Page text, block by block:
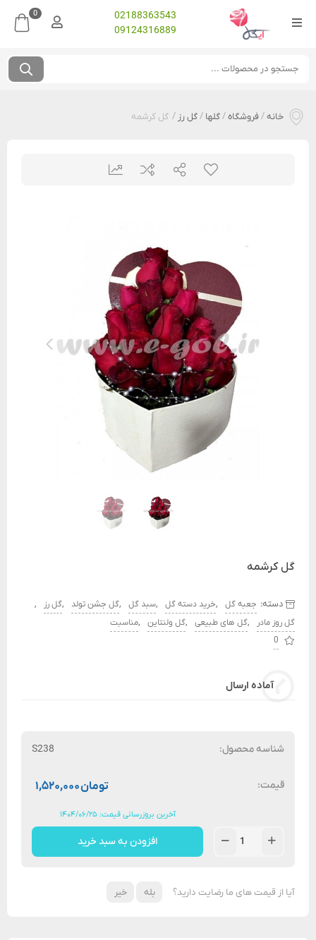
02188363543
09124316889
0
خانه/فروشگاه/گلها /گل رز / گل کرشمه
گل کرشمه
دسته: جعبه گل ,خرید دسته گل ,سبد گل ,گل جشن تولد ,گل رز ,
گل روز مادر ,گل های طبیعی ,گل ولنتاین ,مناسبت
0
آماده ارسال
شناسه محصول: S238
قیمت: ۱,۵۲۰,۰۰۰تومان
آخرین بروزرسانی قیمت: ۱۴۰۴/۰۶/۲۵
افزودن به سبد خرید
آیا از قیمت های ما رضایت دارید؟ بله خیر